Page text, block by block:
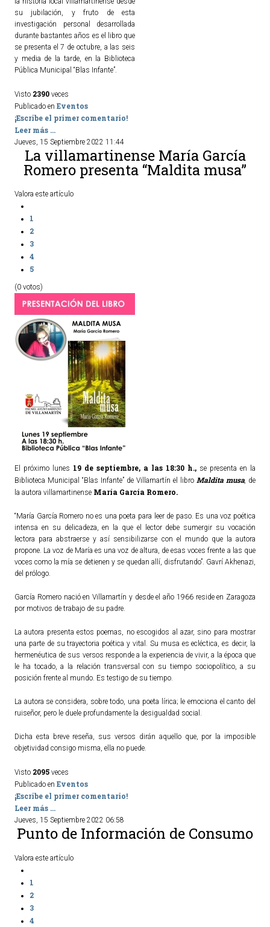
su jubilación, y fruto de esta
investigación personal desarrollada
durante bastantes años es el libro que
se presenta el 7 de octubre, a las seis
y media de la tarde, en la Biblioteca
Pública Municipal “Blas Infante”.
Visto 2390 veces
Publicado en Eventos
¡Escribe el primer comentario!
Leer más ...
Jueves, 15 Septiembre 2022 11:44
La villamartinense María García
Romero presenta “Maldita musa”
Valora este artículo
1
2
3
4
5
(0 votos)
El próximo lunes 19 de septiembre, a las 18:30 h., se presenta en la
Biblioteca Municipal “Blas Infante” de Villamartín el libro Maldita musa, de
la autora villamartinense María García Romero.
“María García Romero no es una poeta para leer de paso. Es una voz poética
intensa en su delicadeza, en la que el lector debe sumergir su vocación
lectora para abstraerse y así sensibilizarse con el mundo que la autora
propone. La voz de María es una voz de altura, de esas voces frente a las que
voces como la mía se detienen y se quedan allí, disfrutando”. Gavrí Akhenazi,
del prólogo.
García Romero nació en Villamartín y desde el año 1966 reside en Zaragoza
por motivos de trabajo de su padre.
La autora presenta estos poemas, no escogidos al azar, sino para mostrar
una parte de su trayectoria poética y vital. Su musa es ecléctica, es decir, la
hermenéutica de sus versos responde a la experiencia de vivir, a la época que
le ha tocado, a la relación transversal con su tiempo sociopolítico, a su
posición frente al mundo. Es testigo de su tiempo.
La autora se considera, sobre todo, una poeta lírica; le emociona el canto del
ruiseñor, pero le duele profundamente la desigualdad social.
Dicha esta breve reseña, sus versos dirán aquello que, por la imposible
objetividad consigo misma, ella no puede.
Visto 2095 veces
Publicado en Eventos
¡Escribe el primer comentario!
Leer más ...
Jueves, 15 Septiembre 2022 06:58
Punto de Información de Consumo
Valora este artículo
1
2
3
4